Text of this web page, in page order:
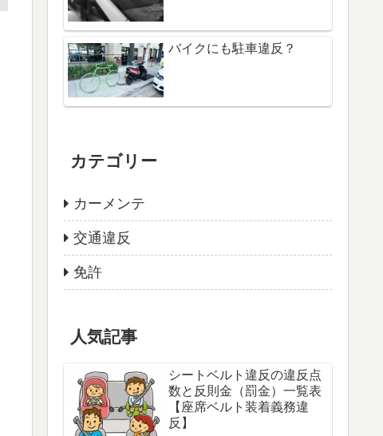
バイクにも駐車違反？
カテゴリー
カーメンテ
交通違反
免許
人気記事
シートベルト違反の違反点
数と反則金（罰金）一覧表
【座席ベルト装着義務違
反】